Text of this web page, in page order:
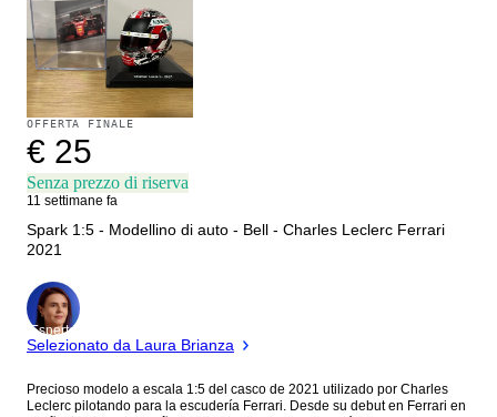
OFFERTA FINALE
€ 25
Senza prezzo di riserva
11 settimane fa
Spark 1:5 - Modellino di auto - Bell - Charles Leclerc Ferrari
2021
Esperto
Selezionato da Laura Brianza
Precioso modelo a escala 1:5 del casco de 2021 utilizado por Charles
Leclerc pilotando para la escudería Ferrari. Desde su debut en Ferrari en